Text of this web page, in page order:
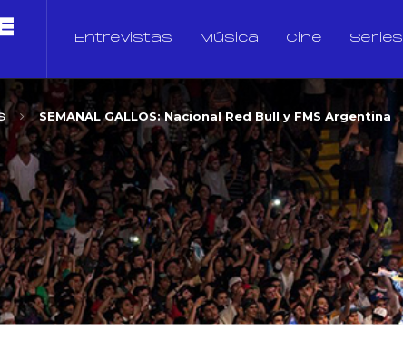
Entrevistas Música Cine Series
SEMANAL GALLOS: Nacional Red Bull y FMS Argentina